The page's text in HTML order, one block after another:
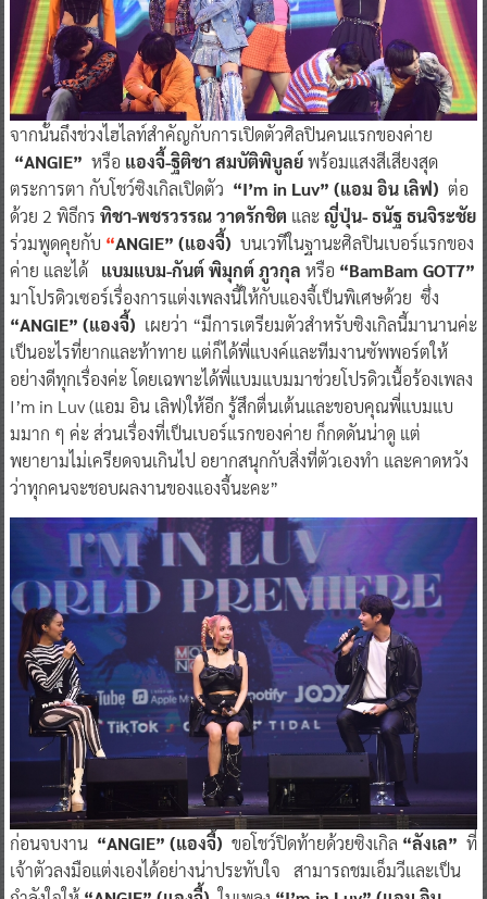
จากนั้นถึงช่วงไฮไลท์สำคัญกับการเปิดตัวศิลปินคนแรกของค่าย
“ANGIE” หรือ แองจี้-ฐิติชา สมบัติพิบูลย์พร้อมแสงสีเสียงสุด
ตระการตา กับโชว์ซิงเกิลเปิดตัว “I’m in Luv” (แอม อิน เลิฟ) ต่อ
ด้วย 2 พิธีกร ทิชา-พชรวรรณ วาดรักชิต และญี่ปุ่น- ธนัฐ ธนจิระชัย
ร่วมพูดคุยกับ “ANGIE” (แองจี้) บนเวทีในฐานะศิลปินเบอร์แรกของ
ค่าย และได้ แบมแบม-กันต์ พิมุกต์ ภูวกุล หรือ “BamBam GOT7”
มาโปรดิวเซอร์เรื่องการแต่งเพลงนี้ให้กับแองจี้เป็นพิเศษด้วย ซึ่ง
“ANGIE” (แองจี้) เผยว่า “มีการเตรียมตัวสำหรับซิงเกิลนี้มานานค่ะ
เป็นอะไรที่ยากและท้าทาย แต่ก็ได้พี่แบงค์และทีมงานซัพพอร์ตให้
อย่างดีทุกเรื่องค่ะ โดยเฉพาะได้พี่แบมแบมมาช่วยโปรดิวเนื้อร้องเพลง
I’m in Luv (แอม อิน เลิฟ)ให้อีก รู้สึกตื่นเต้นและขอบคุณพี่แบมแบ
มมาก ๆ ค่ะ ส่วนเรื่องที่เป็นเบอร์แรกของค่าย ก็กดดันน่าดู แต่
พยายามไม่เครียดจนเกินไป อยากสนุกกับสิ่งที่ตัวเองทำ และคาดหวัง
ว่าทุกคนจะชอบผลงานของแองจี้นะคะ”
ก่อนจบงาน “ANGIE” (แองจี้) ขอโชว์ปิดท้ายด้วยซิงเกิล “ลังเล” ที่
เจ้าตัวลงมือแต่งเองได้อย่างน่าประทับใจ สามารถชมเอ็มวีและเป็น